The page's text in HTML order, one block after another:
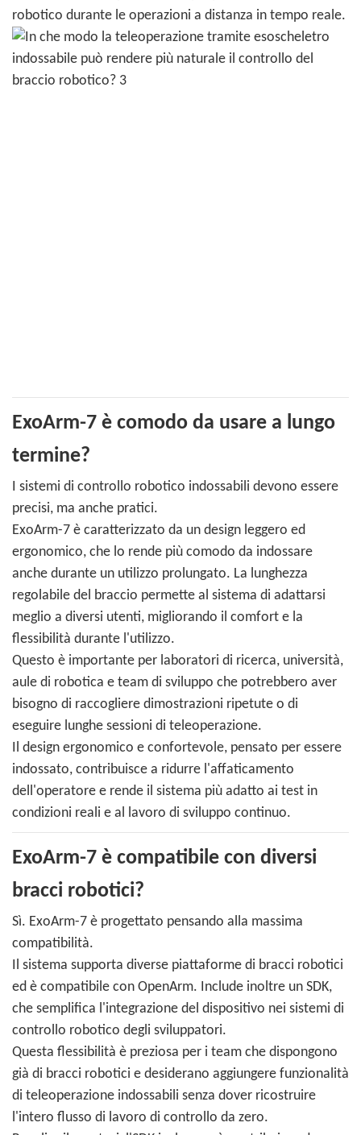
robotico durante le operazioni a distanza in tempo reale.
ExoArm-7 è comodo da usare a lungo
termine?
I sistemi di controllo robotico indossabili devono essere
precisi, ma anche pratici.
ExoArm-7 è caratterizzato da un design leggero ed
ergonomico, che lo rende più comodo da indossare
anche durante un utilizzo prolungato. La lunghezza
regolabile del braccio permette al sistema di adattarsi
meglio a diversi utenti, migliorando il comfort e la
flessibilità durante l'utilizzo.
Questo è importante per laboratori di ricerca, università,
aule di robotica e team di sviluppo che potrebbero aver
bisogno di raccogliere dimostrazioni ripetute o di
eseguire lunghe sessioni di teleoperazione.
Il design ergonomico e confortevole, pensato per essere
indossato, contribuisce a ridurre l'affaticamento
dell'operatore e rende il sistema più adatto ai test in
condizioni reali e al lavoro di sviluppo continuo.
ExoArm-7 è compatibile con diversi
bracci robotici?
Sì. ExoArm-7 è progettato pensando alla massima
compatibilità.
Il sistema supporta diverse piattaforme di bracci robotici
ed è compatibile con OpenArm. Include inoltre un SDK,
che semplifica l'integrazione del dispositivo nei sistemi di
controllo robotico degli sviluppatori.
Questa flessibilità è preziosa per i team che dispongono
già di bracci robotici e desiderano aggiungere funzionalità
di teleoperazione indossabili senza dover ricostruire
l'intero flusso di lavoro di controllo da zero.